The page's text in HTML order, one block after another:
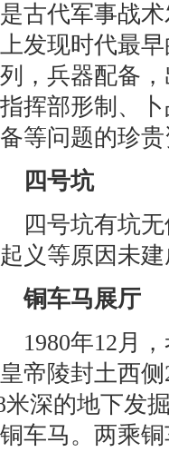
古代军事战
发现时代最
，兵器配备
挥部形制、
等问题的珍
四号坑
号坑有坑无
义等原因未
铜车马展厅
年12月，
帝陵封土西
米深的地下发
车马。两乘